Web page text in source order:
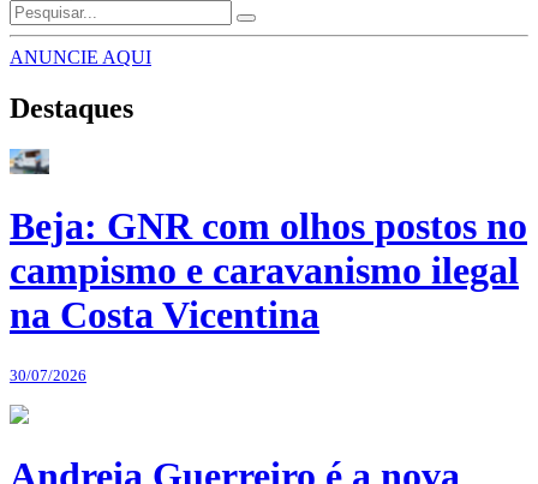
ANUNCIE AQUI
Destaques
Beja: GNR com olhos postos no
campismo e caravanismo ilegal
na Costa Vicentina
30/07/2026